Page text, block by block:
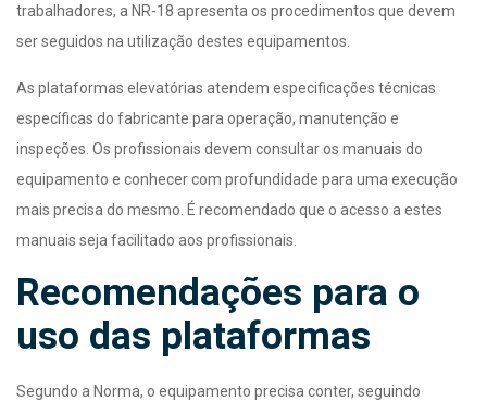
trabalhadores, a NR-18 apresenta os procedimentos que devem
ser seguidos na utilização destes equipamentos.
As plataformas elevatórias atendem especificações técnicas
específicas do fabricante para operação, manutenção e
inspeções. Os profissionais devem consultar os manuais do
equipamento e conhecer com profundidade para uma execução
mais precisa do mesmo. É recomendado que o acesso a estes
manuais seja facilitado aos profissionais.
Recomendações para o
uso das plataformas
Segundo a Norma, o equipamento precisa conter, seguindo